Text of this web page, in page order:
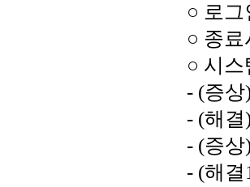
○ 로그
○ 종료
○ 시스
- (증상)
- (해결)
- (증상)
- (해결